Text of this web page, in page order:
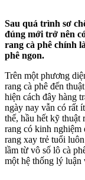
Sau quá trình sơ
đúng mới trở nên
rang cà phê chính
phê ngon.
Trên một phương
rang cà phê đến
hiện cách đây hàng
ngày nay vẫn có rất
thế, hầu hết kỹ thuật
rang có kinh nghiệm
rang xay trẻ tuổi
lầm từ vô số lô cà
một hệ thống lý luận